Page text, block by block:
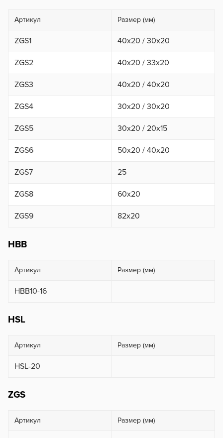
Артикул Размер (мм)
ZGS1 40х20 / 30х20
ZGS2 40х20 / 33х20
ZGS3 40х20 / 40х20
ZGS4 30х20 / 30х20
ZGS5 30х20 / 20х15
ZGS6 50х20 / 40х20
ZGS7 25
ZGS8 60x20
ZGS9 82x20
HBB
Артикул Размер (мм)
HBB10-16
HSL
Артикул Размер (мм)
HSL-20
ZGS
Артикул Размер (мм)